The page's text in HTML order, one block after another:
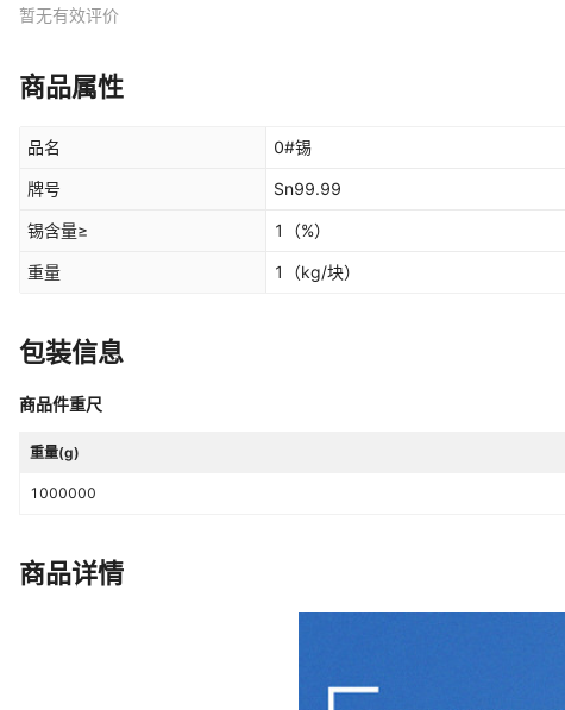
暂无有效评价
商品属性
品名 0#锡
牌号 Sn99.99
锡含量≥ 1 （%）
重量 1 （kg/块）
包装信息
商品件重尺
重量(g)
1000000
商品详情